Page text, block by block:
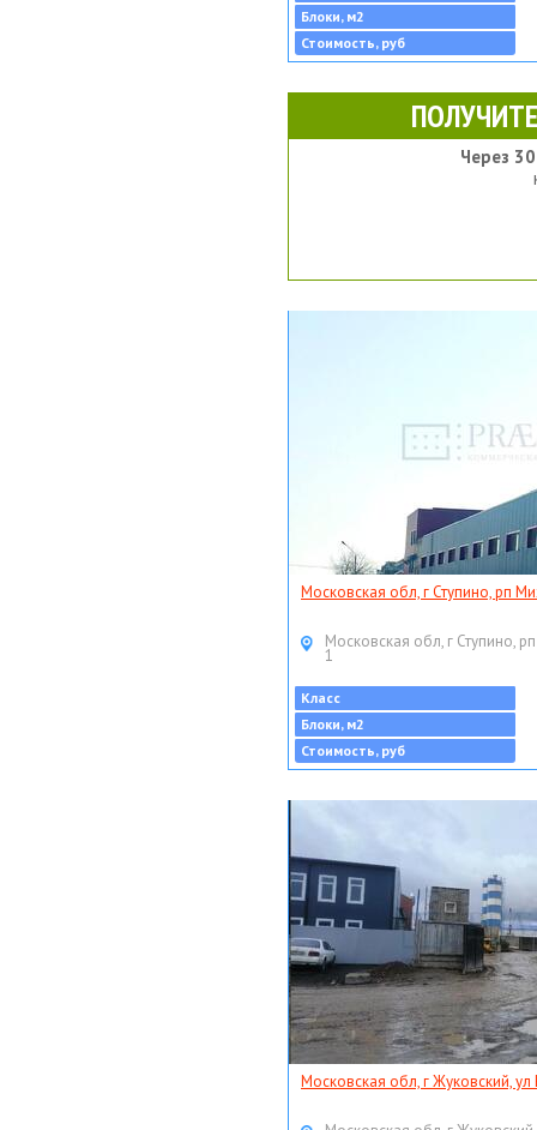
Блоки, м2
Стоимость, руб
Через
Московская обл, г Ступино, рп
Московская обл, г Ступино,
1
Класс
Блоки, м2
Стоимость, руб
Московская обл, г Жуковский,